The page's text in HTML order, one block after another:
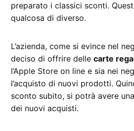
preparato i classici sconti.
qualcosa di diverso.
L’azienda, come si evince nel
deciso di offrire dellecarte
l’Apple Store on line e sia nei
l’acquisto di nuovi prodotti.
sconto subito, si potrà avere
dei nuovi acquisti.